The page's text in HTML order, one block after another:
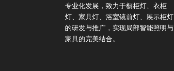
专业化发展，致力于橱柜灯、衣柜
灯、家具灯、浴室镜前灯、展示柜灯
的研发与推广，实现局部智能照明与
家具的完美结合。